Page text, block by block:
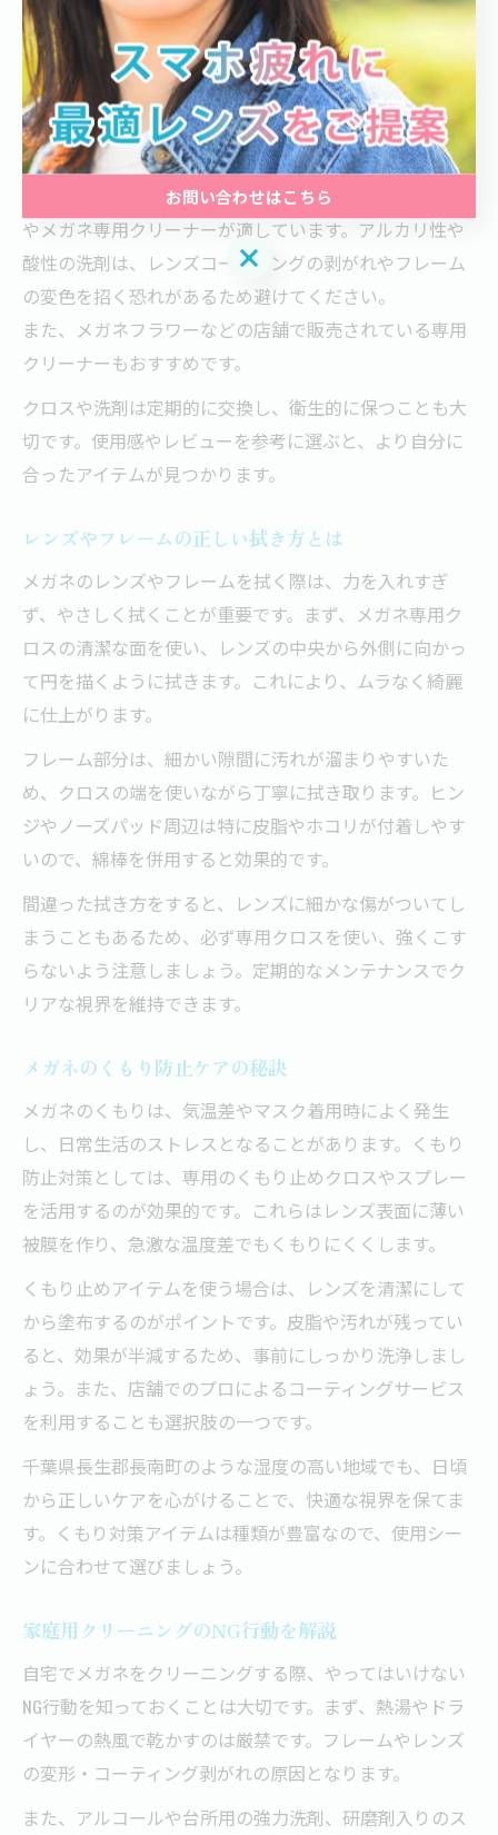
メガネの洗浄には、専用のクロスと洗剤を使うことが不
可欠です。市販のメガネクロスは超極細繊維でできてお
り、レンズ表面の皮脂や指紋を傷つけずに拭き取ること
ができます。ティッシュや衣類で拭くと傷の原因になる
ため、必ず専用クロスを選びましょう。
洗剤は中性のものを選ぶのが基本です。食器用中性洗剤
やメガネ専用クリーナーが適しています。アルカリ性や
酸性の洗剤は、レンズコーティングの剥がれやフレーム
の変色を招く恐れがあるため避けてください。
また、メガネフラワーなどの店舗で販売されている専用
クリーナーもおすすめです。
クロスや洗剤は定期的に交換し、衛生的に保つことも大
切です。使用感やレビューを参考に選ぶと、より自分に
合ったアイテムが見つかります。
レンズやフレームの正しい拭き方とは
メガネのレンズやフレームを拭く際は、力を入れすぎ
ず、やさしく拭くことが重要です。まず、メガネ専用ク
ロスの清潔な面を使い、レンズの中央から外側に向かっ
て円を描くように拭きます。これにより、ムラなく綺麗
に仕上がります。
フレーム部分は、細かい隙間に汚れが溜まりやすいた
め、クロスの端を使いながら丁寧に拭き取ります。ヒン
ジやノーズパッド周辺は特に皮脂やホコリが付着しやす
いので、綿棒を併用すると効果的です。
間違った拭き方をすると、レンズに細かな傷がついてし
まうこともあるため、必ず専用クロスを使い、強くこす
らないよう注意しましょう。定期的なメンテナンスでク
リアな視界を維持できます。
メガネのくもり防止ケアの秘訣
メガネのくもりは、気温差やマスク着用時によく発生
し、日常生活のストレスとなることがあります。くもり
防止対策としては、専用のくもり止めクロスやスプレー
を活用するのが効果的です。これらはレンズ表面に薄い
被膜を作り、急激な温度差でもくもりにくくします。
くもり止めアイテムを使う場合は、レンズを清潔にして
から塗布するのがポイントです。皮脂や汚れが残ってい
ると、効果が半減するため、事前にしっかり洗浄しまし
ょう。また、店舗でのプロによるコーティングサービス
を利用することも選択肢の一つです。
千葉県長生郡長南町のような湿度の高い地域でも、日頃
から正しいケアを心がけることで、快適な視界を保てま
す。くもり対策アイテムは種類が豊富なので、使用シー
ンに合わせて選びましょう。
家庭用クリーニングのNG行動を解説
自宅でメガネをクリーニングする際、やってはいけない
NG行動を知っておくことは大切です。まず、熱湯やドラ
イヤーの熱風で乾かすのは厳禁です。フレームやレンズ
の変形・コーティング剥がれの原因となります。
また、アルコールや台所用の強力洗剤、研磨剤入りのス
お問い合わせはこちら
お問い合わせはこちら